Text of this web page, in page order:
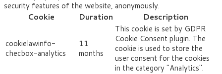
security features of the website, anonymously.
Cookie
Duration Description
cookielawinfo-
checbox-analytics
11
months
This cookie is set by GDPR
Cookie Consent plugin. The
cookie is used to store the
user consent for the cookies
in the category "Analytics".